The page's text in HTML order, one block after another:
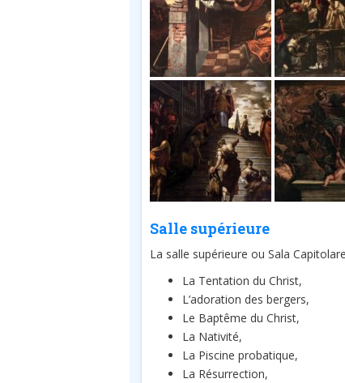
Salle supérieure
La salle supérieure ou Sala
La Tentation du Christ,
L’adoration des bergers,
Le Baptême du Christ,
La Nativité,
La Piscine probatique,
La Résurrection,